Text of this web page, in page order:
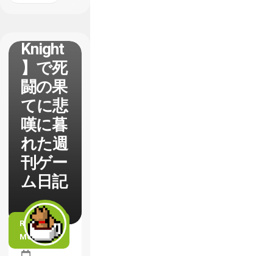
Knight
】で死
闘の果
てに悲
嘆に暮
れた週
刊ゲー
ム日記
READ
MORE